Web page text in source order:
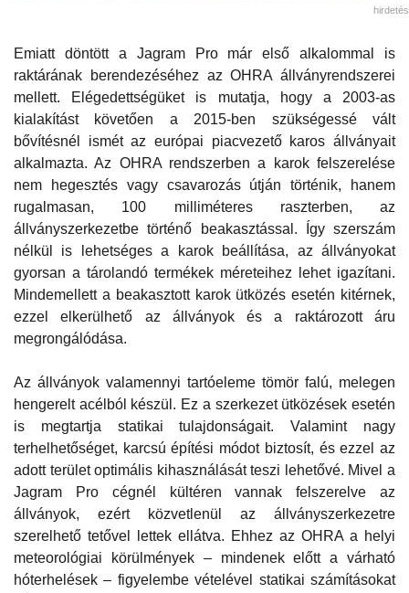
hirdetés
Emiatt döntött a Jagram Pro már első alkalommal is
raktárának berendezéséhez az OHRA állványrendszerei
mellett. Elégedettségüket is mutatja, hogy a 2003-as
kialakítást követően a 2015-ben szükségessé vált
bővítésnél ismét az európai piacvezető karos állványait
alkalmazta. Az OHRA rendszerben a karok felszerelése
nem hegesztés vagy csavarozás útján történik, hanem
rugalmasan, 100 milliméteres raszterben, az
állványszerkezetbe történő beakasztással. Így szerszám
nélkül is lehetséges a karok beállítása, az állványokat
gyorsan a tárolandó termékek méreteihez lehet igazítani.
Mindemellett a beakasztott karok ütközés esetén kitérnek,
ezzel elkerülhető az állványok és a raktározott áru
megrongálódása.
Az állványok valamennyi tartóeleme tömör falú, melegen
hengerelt acélból készül. Ez a szerkezet ütközések esetén
is megtartja statikai tulajdonságait. Valamint nagy
terhelhetőséget, karcsú építési módot biztosít, és ezzel az
adott terület optimális kihasználását teszi lehetővé. Mivel a
Jagram Pro cégnél kültéren vannak felszerelve az
állványok, ezért közvetlenül az állványszerkezetre
szerelhető tetővel lettek ellátva. Ehhez az OHRA a helyi
meteorológiai körülmények – mindenek előtt a várható
hóterhelések – figyelembe vételével statikai számításokat